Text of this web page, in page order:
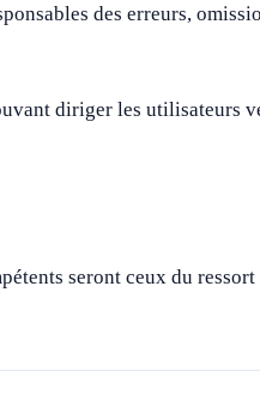
des erreurs,
diriger les utilisateurs
seront ceux du